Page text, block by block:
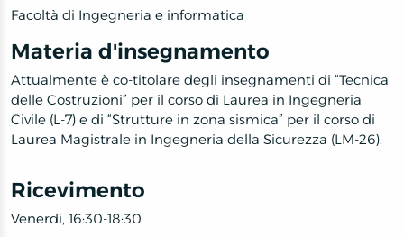
Facoltà di Ingegneria e informatica
Materia d'insegnamento
Attualmente è co-titolare degli insegnamenti di “Tecnica
delle Costruzioni” per il corso di Laurea in Ingegneria
Civile (L-7) e di “Strutture in zona sismica” per il corso di
Laurea Magistrale in Ingegneria della Sicurezza (LM-26).
Ricevimento
Venerdì, 16:30-18:30